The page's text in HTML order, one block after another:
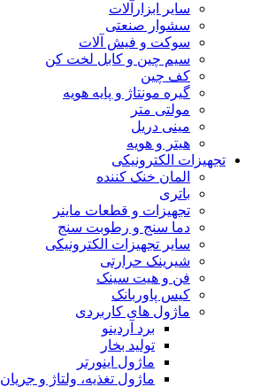
سایر ابزارآلات
سشوار صنعتی
سوکت و فیش آلات
سیم چین و کابل لخت کن
کف چین
گیره مونتاژ و پایه هویه
مولتی متر
مینی دریل
هیتر و هویه
تجهیزات الکترونیکی
المان خنک کننده
باتری
تجهیزات و قطعات ماینر
دما سنج و رطوبت سنج
سایر تجهیزات الکترونیکی
شیرینک حرارتی
فن و هیت سینک
کیس پاوربانک
ماژول های کاربردی
برد آردینو
تولید بخار
ماژول اینورتر
ماژول تغذیه، ولتاژ و جریان